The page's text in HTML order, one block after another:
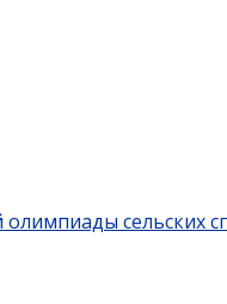
сельских